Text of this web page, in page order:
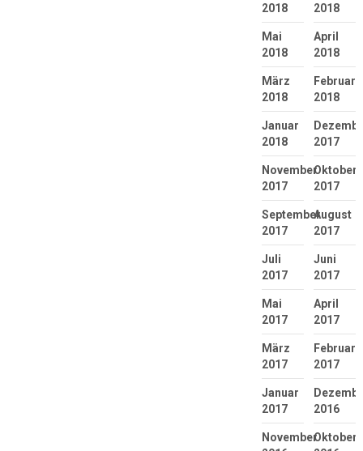
2018
2018
Mai
2018
April
2018
März
2018
Februar
2018
Januar
2018
2017
November
2017
Oktober
2017
September
2017
August
2017
Juli
2017
Juni
2017
Mai
2017
April
2017
März
2017
Februar
2017
Januar
2017
2016
NovemberOktober